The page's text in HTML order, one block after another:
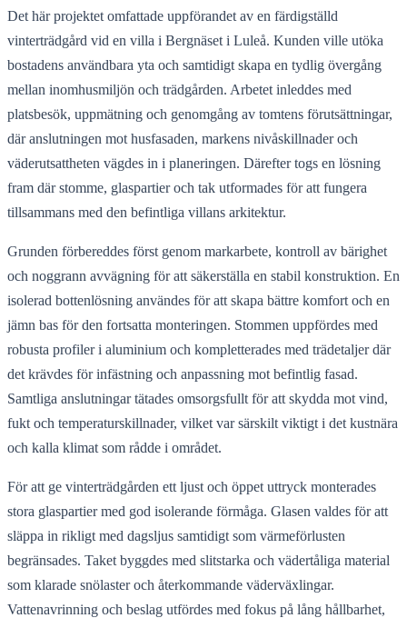
Det här projektet omfattade uppförandet av en färdigställd
vinterträdgård vid en villa i Bergnäset i Luleå. Kunden ville utöka
bostadens användbara yta och samtidigt skapa en tydlig övergång
mellan inomhusmiljön och trädgården. Arbetet inleddes med
platsbesök, uppmätning och genomgång av tomtens förutsättningar,
där anslutningen mot husfasaden, markens nivåskillnader och
väderutsattheten vägdes in i planeringen. Därefter togs en lösning
fram där stomme, glaspartier och tak utformades för att fungera
tillsammans med den befintliga villans arkitektur.
Grunden förbereddes först genom markarbete, kontroll av bärighet
och noggrann avvägning för att säkerställa en stabil konstruktion. En
isolerad bottenlösning användes för att skapa bättre komfort och en
jämn bas för den fortsatta monteringen. Stommen uppfördes med
robusta profiler i aluminium och kompletterades med trädetaljer där
det krävdes för infästning och anpassning mot befintlig fasad.
Samtliga anslutningar tätades omsorgsfullt för att skydda mot vind,
fukt och temperaturskillnader, vilket var särskilt viktigt i det kustnära
och kalla klimat som rådde i området.
För att ge vinterträdgården ett ljust och öppet uttryck monterades
stora glaspartier med god isolerande förmåga. Glasen valdes för att
släppa in rikligt med dagsljus samtidigt som värmeförlusten
begränsades. Taket byggdes med slitstarka och vädertåliga material
som klarade snölaster och återkommande väderväxlingar.
Vattenavrinning och beslag utfördes med fokus på lång hållbarhet,